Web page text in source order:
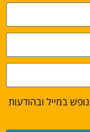
במייל ובהודעות